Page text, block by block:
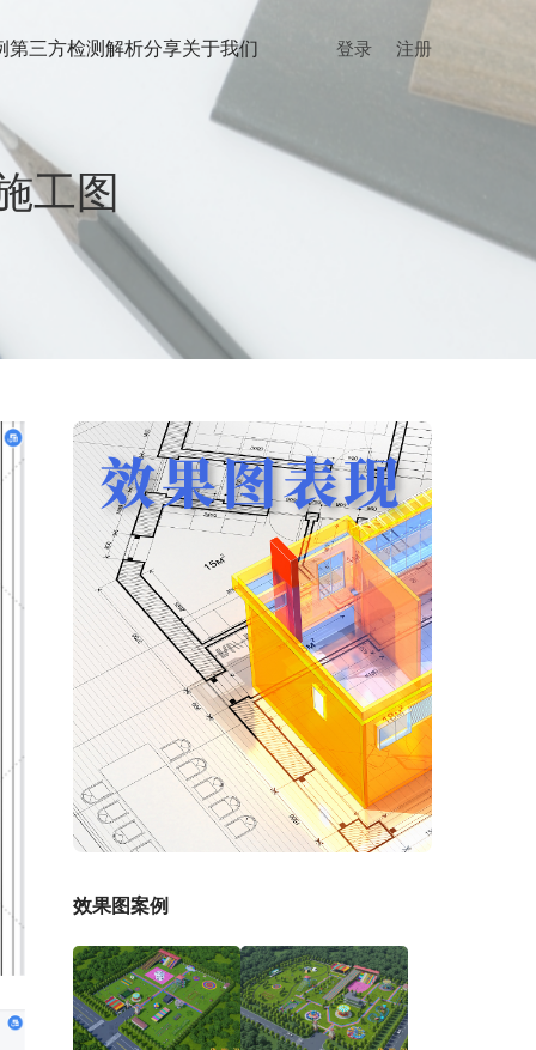
第三方检测解析分享关于我们 登录 注册
工图
效果图案例